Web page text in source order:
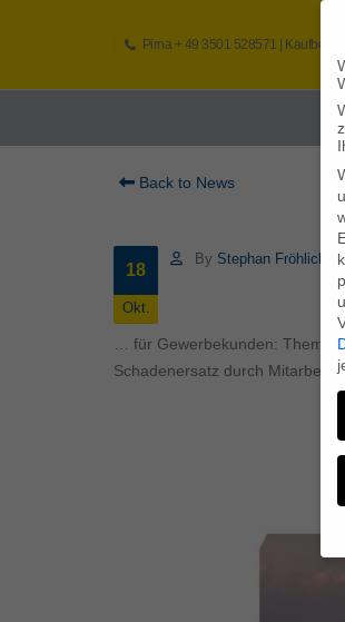
Pirna+ 49 3501 528571 | Kaufbeuren
Back to News
18
Okt.
By Stephan Fröhlich
… für Gewerbekunden: Themen
Schadenersatz durch